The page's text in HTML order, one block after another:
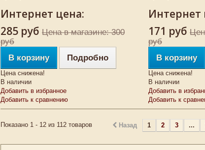
Интернет цена:
285 руб Цена в магазине: 300
руб
В корзину
Подробно
Цена снижена!
В наличии
Добавить в избранное
Добавить к сравнению
Интернет
171 руб
руб
В корзину
Цена снижена!
В наличии
Добавить в
Добавить к
Назад 1 2 3 ...
Показано 1 - 12 из 112 товаров